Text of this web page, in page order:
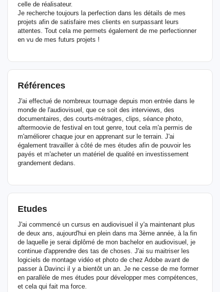
celle de réalisateur.
Je recherche toujours la perfection dans les détails de mes
projets afin de satisfaire mes clients en surpassant leurs
attentes. Tout cela me permets également de me perfectionner
en vu de mes futurs projets !
Références
J'ai effectué de nombreux tournage depuis mon entrée dans le
monde de l'audiovisuel, que ce soit des interviews, des
documentaires, des courts-métrages, clips, séance photo,
aftermoovie de festival en tout genre, tout cela m'a permis de
m'améliorer chaque jour en apprenant sur le terrain. J'ai
également travailler à côté de mes études afin de pouvoir les
payés et m'acheter un matériel de qualité en investissement
grandement dedans.
Etudes
J'ai commencé un cursus en audiovisuel il y'a maintenant plus
de deux ans, aujourd'hui en plein dans ma 3ème année, à la fin
de laquelle je serai diplômé de mon bachelor en audiovisuel, je
continue d'apprendre des tas de choses. J'ai su maitriser les
logiciels de montage vidéo et photo de chez Adobe avant de
passer à Davinci il y a bientôt un an. Je ne cesse de me former
en parallèle de mes études pour développer mes compétences,
et cela qui fait ma force.